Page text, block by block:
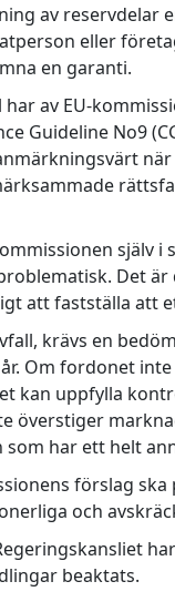
av reservdelar
eller
en garanti.
av EU-
Guideline No9
själv i
Det
att fastställa att
krävs en
Om fordonet
kan uppfylla
överstiger
har ett helt
förslag
och
beaktats.